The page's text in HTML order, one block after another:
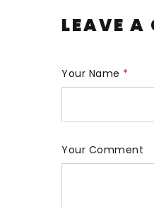
LEAVE A
Your Name *
Your Comment